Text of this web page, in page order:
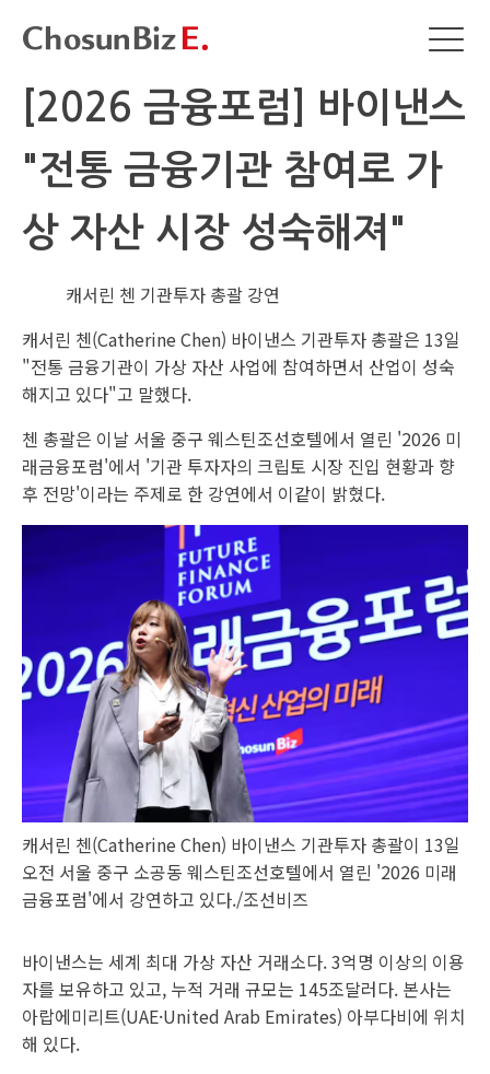
[2026 금융포럼] 바이낸스
"전통 금융기관 참여로 가
상 자산 시장 성숙해져"
캐서린 첸 기관투자 총괄 강연
캐서린 첸(Catherine Chen) 바이낸스 기관투자 총괄은 13일
"전통 금융기관이 가상 자산 사업에 참여하면서 산업이 성숙
해지고 있다"고 말했다.
첸 총괄은 이날 서울 중구 웨스틴조선호텔에서 열린 '2026 미
래금융포럼'에서 '기관 투자자의 크립토 시장 진입 현황과 향
후 전망'이라는 주제로 한 강연에서 이같이 밝혔다.
캐서린 첸(Catherine Chen) 바이낸스 기관투자 총괄이 13일
오전 서울 중구 소공동 웨스틴조선호텔에서 열린 '2026 미래
금융포럼'에서 강연하고 있다./조선비즈
바이낸스는 세계 최대 가상 자산 거래소다. 3억명 이상의 이용
자를 보유하고 있고, 누적 거래 규모는 145조달러다. 본사는
아랍에미리트(UAE·United Arab Emirates) 아부다비에 위치
해 있다.